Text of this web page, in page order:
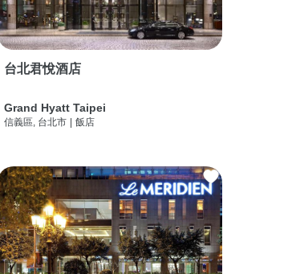
台北君悅酒店
Grand Hyatt Taipei
信義區, 台北市 飯店